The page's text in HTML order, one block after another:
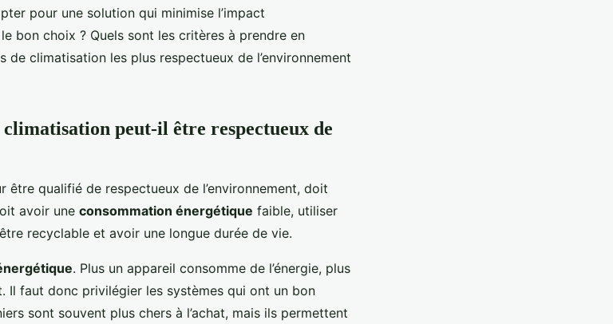
pour une solution qui minimise l’impact
bon choix ? Quels sont les critères à prendre en
de climatisation les plus respectueux de l’environnement
climatisation peut-il être respectueux de
être qualifié de respectueux de l’environnement, doit
avoir une consommation énergétique faible, utiliser
recyclable et avoir une longue durée de vie.
. Plus un appareil consomme de l’énergie, plus
Il faut donc privilégier les systèmes qui ont un bon
sont souvent plus chers à l’achat, mais ils permettent